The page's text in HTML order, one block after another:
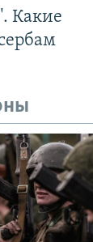
Какие